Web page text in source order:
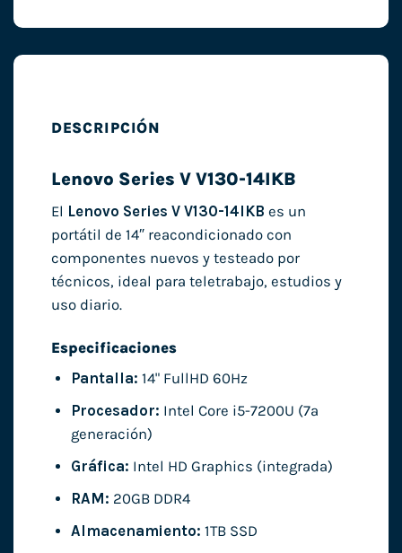
DESCRIPCIÓN
Lenovo Series V V130-14IKB
El Lenovo Series V V130-14IKB es un
portátil de 14″ reacondicionado con
componentes nuevos y testeado por
técnicos, ideal para teletrabajo, estudios y
uso diario.
Especificaciones
Pantalla: 14" FullHD 60Hz
Procesador: Intel Core i5-7200U (7ª
generación)
Gráfica: Intel HD Graphics (integrada)
RAM: 20GB DDR4
Almacenamiento: 1TB SSD